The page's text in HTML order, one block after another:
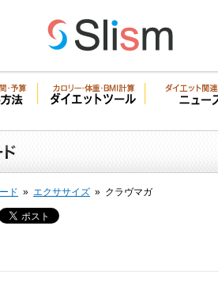
ド » エクササイズ » クラヴマガ